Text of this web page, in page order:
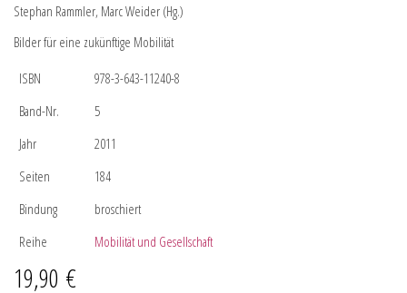
Stephan Rammler, Marc Weider (Hg.)
Bilder für eine zukünftige Mobilität
ISBN
978-3-643-11240-8
Band-Nr.
5
Jahr
2011
Seiten
184
Bindung
broschiert
Reihe
Mobilität und Gesellschaft
19,90 €